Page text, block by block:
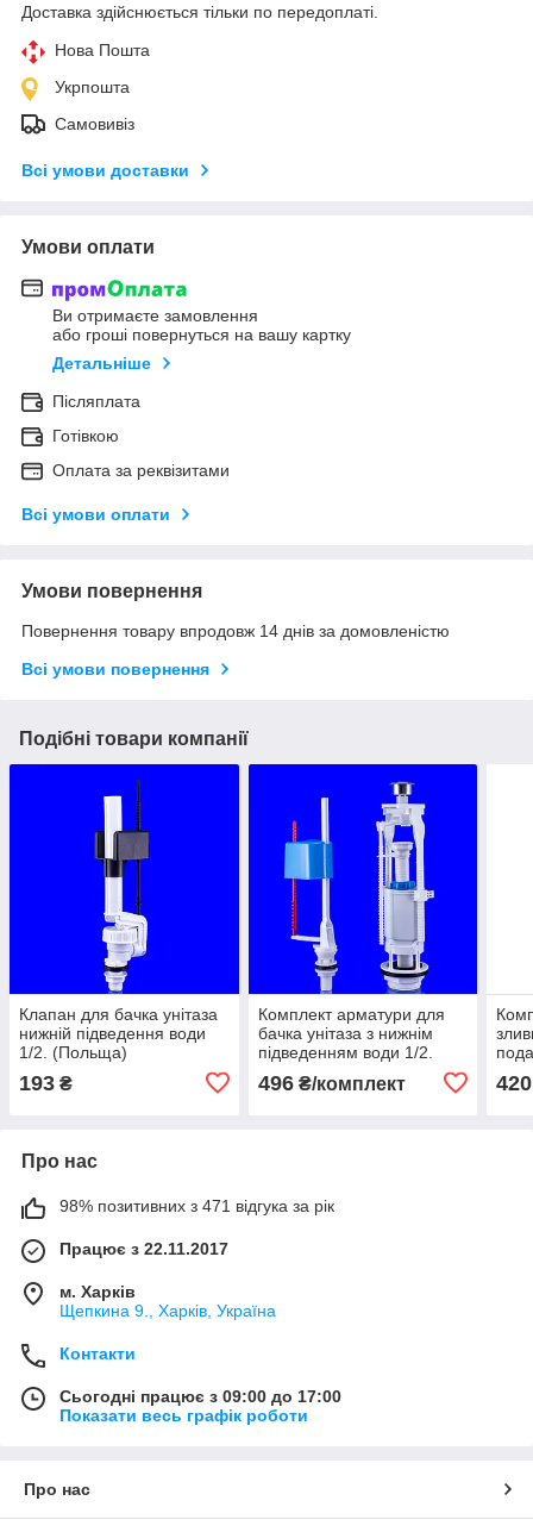
Доставка здійснюється тільки по передоплаті.
Нова Пошта
Укрпошта
Самовивіз
Всі умови доставки
Умови оплати
Ви отримаєте замовлення
або гроші повернуться на вашу картку
Детальніше
Післяплата
Готівкою
Оплата за реквізитами
Всі умови оплати
Умови повернення
Повернення товару впродовж 14 днів за домовленістю
Всі умови повернення
Подібні товари компанії
Клапан для бачка унітаза
нижній підведення води
1/2. (Польща)
193 ₴
Комплект арматури для
бачка унітаза з нижнім
підведенням води 1/2.
496₴/комплект 420
Про нас
98% позитивних з 471 відгука за рік
Працює з 22.11.2017
м. Харків
Щепкина 9., Харків, Україна
Контакти
Сьогодні працює з 09:00 до 17:00
Показати весь графік роботи
Про нас